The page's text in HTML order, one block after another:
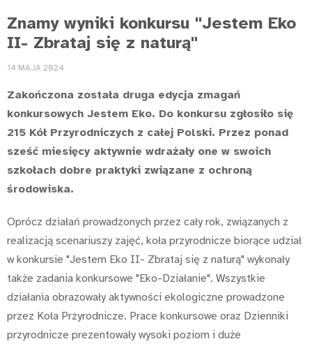
Znamy wyniki konkursu "Jestem Eko
II- Zbrataj się z naturą"
14 MAJA 2024
Zakończona została druga edycja zmagań
konkursowych Jestem Eko. Do konkursu zgłosiło się
215 Kół Przyrodniczych z całej Polski. Przez ponad
sześć miesięcy aktywnie wdrażały one w swoich
szkołach dobre praktyki związane z ochroną
środowiska.
Oprócz działań prowadzonych przez cały rok, związanych z
realizacją scenariuszy zajęć, koła przyrodnicze biorące udział
w konkursie "Jestem Eko II- Zbrataj się z naturą" wykonały
także zadania konkursowe "Eko-Działanie". Wszystkie
działania obrazowały aktywności ekologiczne prowadzone
przez Koła Przyrodnicze. Prace konkursowe oraz Dzienniki
przyrodnicze prezentowały wysoki poziom i duże